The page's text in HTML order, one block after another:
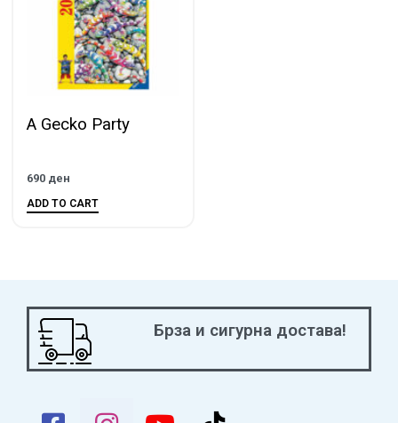
A Gecko Party
690 ден
ADD TO CART
Брза и сигурна достава!